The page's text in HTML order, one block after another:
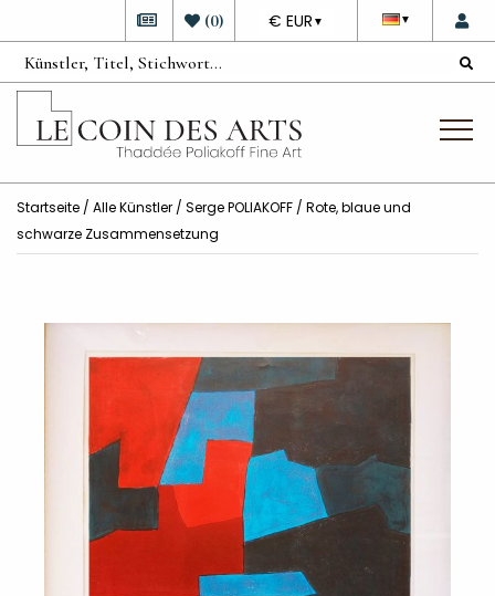
▼
DEVISE
€ EUR ▼
(0)
Startseite / Alle Künstler / Serge POLIAKOFF / Rote, blaue und
schwarze Zusammensetzung